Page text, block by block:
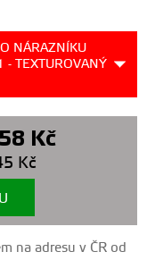
NÁRAZNÍKU
- TEXTUROVANÝ
Kč
Kč
na adresu v ČR od